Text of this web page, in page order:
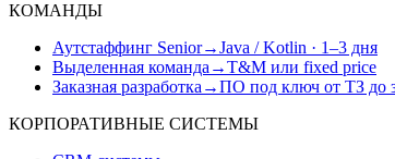
КОМАНДЫ
Аутстаффинг Senior→Java / Kotlin · 1–3 дня
Выделенная команда →T&M или fixed price
Заказная разработка →ПО под ключ от ТЗ до
КОРПОРАТИВНЫЕ СИСТЕМЫ